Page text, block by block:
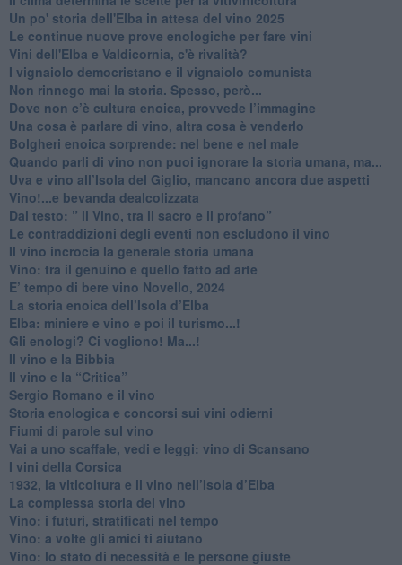
Un po' storia dell'Elba in attesa del vino 2025
Le continue nuove prove enologiche per fare vini
Vini dell'Elba e Valdicornia, c'è rivalità?
​I vignaiolo democristano e il vignaiolo comunista
​Non rinnego mai la storia. Spesso, però...
​Dove non c’è cultura enoica, provvede l’immagine
​Una cosa è parlare di vino, altra cosa è venderlo
Bolgheri enoica sorprende: nel bene e nel male
​Quando parli di vino non puoi ignorare la storia umana, ma...
Uva e vino all’Isola del Giglio, mancano ancora due aspetti
​Vino!...e bevanda dealcolizzata
​Dal testo: ” il Vino, tra il sacro e il profano”
Le contraddizioni degli eventi non escludono il vino
​Il vino incrocia la generale storia umana
Vino: tra il genuino e quello fatto ad arte
E’ tempo di bere vino Novello, 2024
La storia enoica dell’Isola d’Elba
Elba: miniere e vino e poi il turismo...!
​Gli enologi? Ci vogliono! Ma...!
​Il vino e la Bibbia
​Il vino e la “Critica”
Sergio Romano e il vino
​Storia enologica e concorsi sui vini odierni
Fiumi di parole sul vino
​Vai a uno scaffale, vedi e leggi: vino di Scansano
​I vini della Corsica
​1932, la viticoltura e il vino nell’Isola d’Elba
​La complessa storia del vino
​Vino: i futuri, stratificati nel tempo
Vino: a volte gli amici ti aiutano
Vino: lo stato di necessità e le persone giuste